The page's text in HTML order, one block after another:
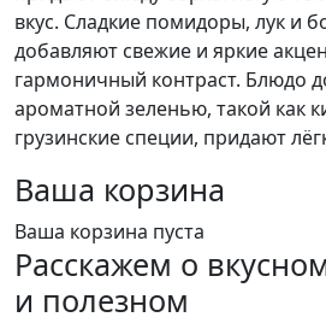
вкус. Сладкие помидоры, лук и
добавляют свежие и яркие
гармоничный контраст. Блюдо
ароматной зеленью, такой как
грузинские специи, придают
Ваша корзина
Ваша корзина пуста
Расскажем о
и полезном